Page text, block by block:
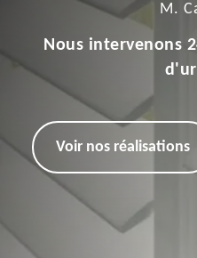
M.
Nous intervenons
Voir nos réalisations